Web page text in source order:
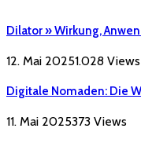
Dilator » Wirkung,
12. Mai 20251.028 Views
Digitale Nomaden: Die
11. Mai 2025373 Views